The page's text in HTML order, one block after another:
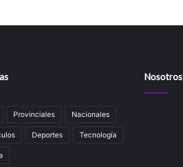
Provinciales Nacionales
Deportes Tecnología
Nosotros